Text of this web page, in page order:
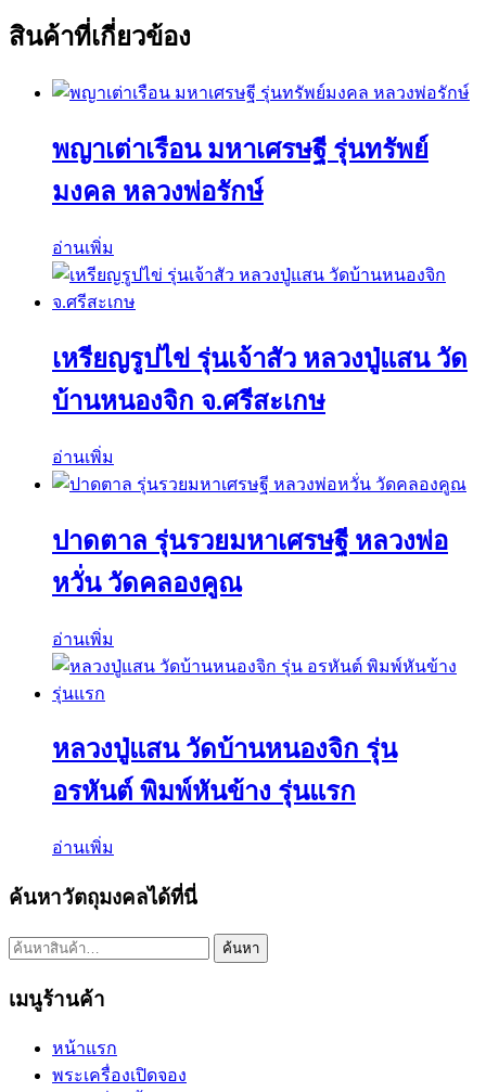
สินค้าที่เกี่ยวข้อง
พญาเต่าเรือน มหาเศรษฐี รุ่นทรัพย์
มงคล หลวงพ่อรักษ์
อ่านเพิ่ม
เหรียญรูปไข่ รุ่นเจ้าสัว หลวงปู่แสน วัด
บ้านหนองจิก จ.ศรีสะเกษ
อ่านเพิ่ม
ปาดตาล รุ่นรวยมหาเศรษฐี หลวงพ่อ
หวั่น วัดคลองคูณ
อ่านเพิ่ม
หลวงปู่แสน วัดบ้านหนองจิก รุ่น
อรหันต์ พิมพ์หันข้าง รุ่นแรก
อ่านเพิ่ม
ค้นหาวัตถุมงคลได้ที่นี่
ค้นหา: ค้นหา
เมนูร้านค้า
หน้าแรก
พระเครื่องเปิดจอง